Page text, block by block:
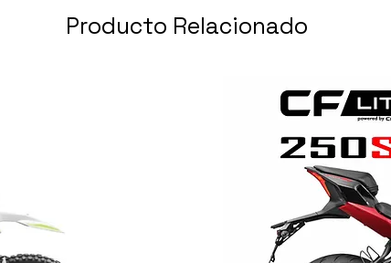
Producto Relacionado